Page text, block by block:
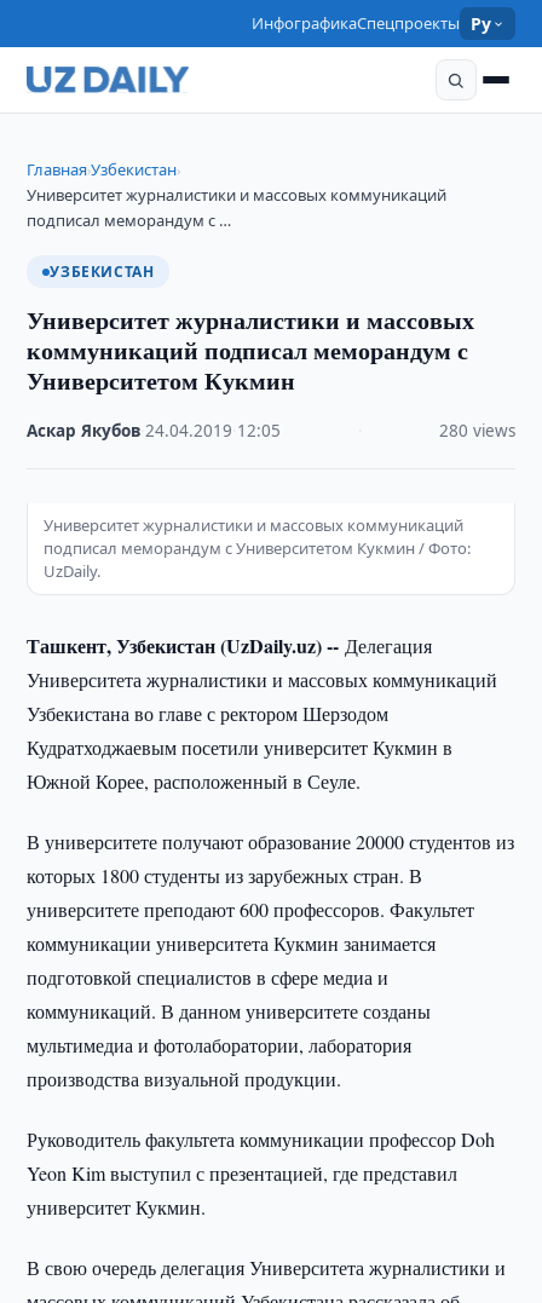
ИнфографикаСпецпроекты Ру
Главная›Узбекистан›
Университет журналистики и массовых коммуникаций
подписал меморандум с …
УЗБЕКИСТАН
Университет журналистики и массовых
коммуникаций подписал меморандум с
Университетом Кукмин
Аскар Якубов ·24.04.2019 12:05 280 views
Университет журналистики и массовых коммуникаций
подписал меморандум с Университетом Кукмин / Фото:
UzDaily.
Ташкент, Узбекистан (UzDaily.uz) --Делегация
Университета журналистики и массовых коммуникаций
Узбекистана во главе с ректором Шерзодом
Кудратходжаевым посетили университет Кукмин в
Южной Корее, расположенный в Сеуле.
В университете получают образование 20000 студентов из
которых 1800 студенты из зарубежных стран. В
университете преподают 600 профессоров. Факультет
коммуникации университета Кукмин занимается
подготовкой специалистов в сфере медиа и
коммуникаций. В данном университете созданы
мультимедиа и фотолаборатории, лаборатория
производства визуальной продукции.
Руководитель факультета коммуникации профессор Doh
Yeon Kim выступил с презентацией, где представил
университет Кукмин.
В свою очередь делегация Университета журналистики и